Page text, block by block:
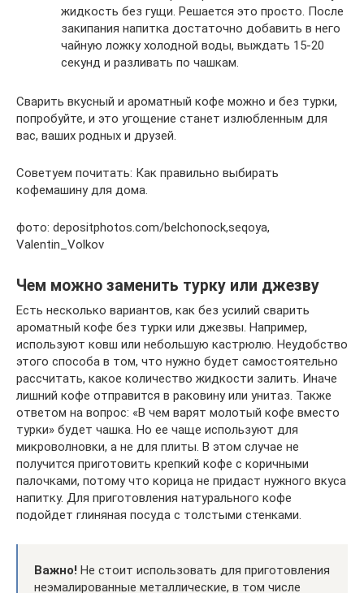
жидкость без гущи. Решается это просто. После
закипания напитка достаточно добавить в него
чайную ложку холодной воды, выждать 15-20
секунд и разливать по чашкам.
Сварить вкусный и ароматный кофе можно и без турки,
попробуйте, и это угощение станет излюбленным для
вас, ваших родных и друзей.
Советуем почитать: Как правильно выбирать
кофемашину для дома.
фото: depositphotos.com/belchonock,seqoya,
Valentin_Volkov
Чем можно заменить турку или джезву
Есть несколько вариантов, как без усилий сварить
ароматный кофе без турки или джезвы. Например,
используют ковш или небольшую кастрюлю. Неудобство
этого способа в том, что нужно будет самостоятельно
рассчитать, какое количество жидкости залить. Иначе
лишний кофе отправится в раковину или унитаз. Также
ответом на вопрос: «В чем варят молотый кофе вместо
турки» будет чашка. Но ее чаще используют для
микроволновки, а не для плиты. В этом случае не
получится приготовить крепкий кофе с коричными
палочками, потому что корица не придаст нужного вкуса
напитку. Для приготовления натурального кофе
подойдет глиняная посуда с толстыми стенками.
Важно! Не стоит использовать для приготовления
неэмалированные металлические, в том числе